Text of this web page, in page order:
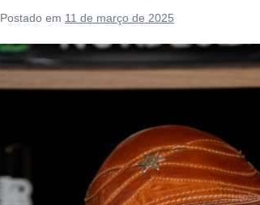
Postado em 11 de março de 2025